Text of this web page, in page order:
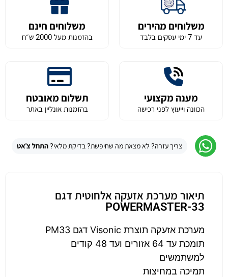
משלוחים מהירים
עד 7 ימי עסקים בלבד
משלוחים חינם
בהזמנות מעל 2000 ש״ח
מענה מקצועי
הכוונה וייעוץ לפני רכישה
תשלום מאובטח
בהזמנות אונליין באתר
צריך עזרה? לא מצאת מה שחיפשת? בדיקת מלאי?התחל צ'אט
תיאור מערכת אזעקה אלחוטית דגם
POWERMASTER-33
מערכת אזעקה תוצרת Visonic דגם PM33
תומכת עד 64 אזורים ועד 48 קודים
למשתמשים
תמיכה במחיצות